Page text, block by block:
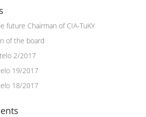
future Chairman of CIA-TuKY
of the board
2/2017
19/2017
18/2017